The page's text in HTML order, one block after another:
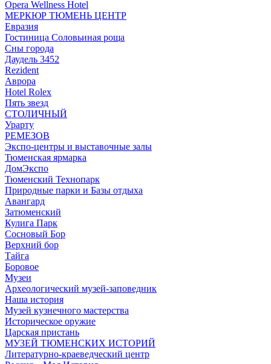
Opera Wellness Hotel
МЕРКЮР ТЮМЕНЬ ЦЕНТР
Евразия
Гостиница Соловьиная роща
Сны города
Даудель 3452
Rezident
Аврора
Hotel Rolex
Пять звезд
СТОЛИЧНЫЙ
Урарту
РЕМЕЗОВ
Экспо-центры и выставочные залы
Тюменская ярмарка
ДомЭкспо
Тюменский Технопарк
Природные парки и Базы отдыха
Авангард
Затюменский
Кулига Парк
Сосновый Бор
Верхний бор
Тайга
Боровое
Музеи
Археологический музей-заповедник
Наша история
Музей кузнечного мастерства
Историческое оружие
Царская пристань
МУЗЕЙ ТЮМЕНСКИХ ИСТОРИЙ
Литературно-краеведческий центр